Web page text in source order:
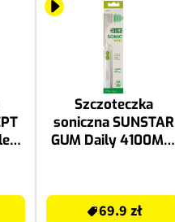
Szczoteczka
soniczna SUNSTAR
GUM Daily 4100MW
69.9 zł